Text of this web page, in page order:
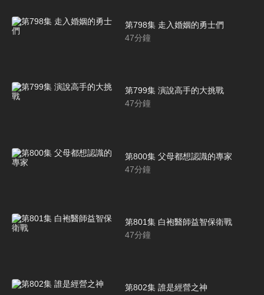
第798集 走入婚姻的勇士們
47分鐘
第799集 演說高手的大挑戰
47分鐘
第800集 父母都想認識的專家
47分鐘
第801集 白袍醫師益智保衛戰
47分鐘
第802集 誰是經營之神